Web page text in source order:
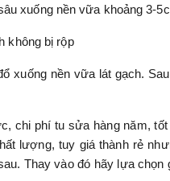
xuống nền vữa khoảng 3-
không bị rộp
xuống nền vữa lát gạch.
chi phí tu sửa hàng năm,
lượng, tuy giá thành rẻ
Thay vào đó hãy lựa chọn